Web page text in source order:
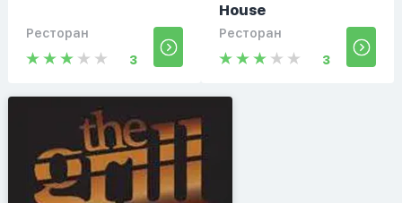
Ресторан
3
House
Ресторан
3